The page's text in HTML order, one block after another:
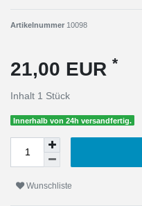
Artikelnummer 10098
21,00 EUR *
Inhalt 1 Stück
Innerhalb von 24h versandfertig.
Wunschliste